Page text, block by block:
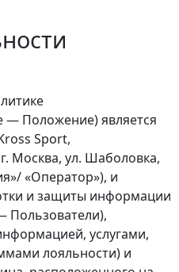
— Положение) является
Sport,
Москва, ул. Шаболовка,
«Оператор»), и
и защиты информации
Пользователи),
услугами,
лояльности) и